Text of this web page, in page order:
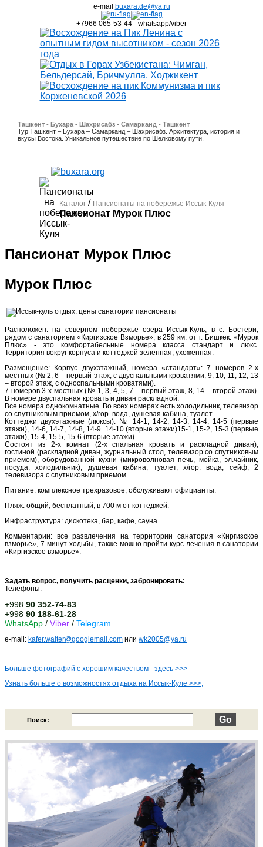
e-mail buxara.de@ya.ru
+7966 065-53-44 - whatsapp/viber
Ташкент - Бухара - Шахрисабз - Самарканд - Ташкент
Тур Ташкент – Бухара – Самарканд – Шахрисабз. Архитектура, история и
вкусы Востока. Уникальное путешествие по Шелковому пути.
Каталог/ Пансионаты на побережье Иссык-Куля
Пансионат Мурок Плюс
Пансионат Мурок Плюс
Мурок Плюс
Расположен: на северном побережье озера Иссык-Куль, в с. Бостери,
рядом с санаторием «Киргизское Взморье», в 259 км. от г. Бишкек. «Мурок
Плюс» - это комфортабельные номера класса стандарт и люкс.
Территория вокруг корпуса и коттеджей зеленная, ухоженная.
Размещение: Корпус двухэтажный, номера «стандарт»: 7 номеров 2-х
местных (№ 2, 6 – первый этаж, с двуспальными кроватями, 9, 10, 11, 12, 13
– второй этаж, с односпальными кроватями).
7 номеров 3-х местных (№ 1, 3, 4, 5, 7 – первый этаж, 8, 14 – второй этаж).
В номере двуспальная кровать и диван раскладной.
Все номера однокомнатные. Во всех номерах есть холодильник, телевизор
со спутниковым приемом, х/гор. вода, душевая кабина, туалет.
Коттеджи двухэтажные (люксы): № 14-1, 14-2, 14-3, 14-4, 14-5 (первые
этажи), 14-6, 14-7, 14-8, 14-9. 14-10 (вторые этажи)15-1, 15-2, 15-3 (первые
этажи), 15-4, 15-5, 15-6 (вторые этажи).
Состоят из 2-х комнат (2-х спальная кровать и раскладной диван),
гостиной (раскладной диван, журнальный стол, телевизор со спутниковым
приемом), оборудованной кухни (микроволновая печь, мойка, эл.чайник,
посуда, холодильник), душевая кабина, туалет, х/гор. вода, сейф, 2
телевизора с спутниковым приемом.
Питание: комплексное трехразовое, обслуживают официанты.
Пляж: общий, бесплатный, в 700 м от коттеджей.
Инфраструктура: дискотека, бар, кафе, сауна.
Комментарии: все развлечения на территории санатория «Киргизское
взморье», 7 минут ходьбы, также можно пройти курс лечения в санатории
«Киргизское взморье».
Задать вопрос, получить расценки, забронировать:
Телефоны:
+998 90 352-74-83
+998 90 188-61-28
WhatsApp / Viber / Telegram
e-mail: kafer.walter@googlemail.com или wk2005@ya.ru
Больше фотографий с хорошим качеством - здесь >>>
Узнать больше о возможностях отдыха на Иссык-Куле >>>;
Поиск: